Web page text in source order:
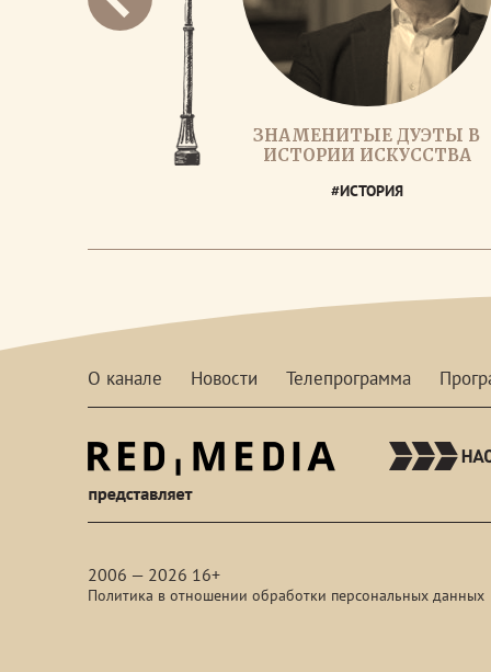
ЗНАМЕНИТЫЕ ДУЭТЫ В
ИСТОРИИ ИСКУССТВА
#ИСТОРИЯ
О канале Новости Телепрограмма
2006 — 2026 16+
Политика в отношении обработки персональных данных